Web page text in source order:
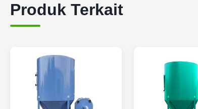
Produk Terkait